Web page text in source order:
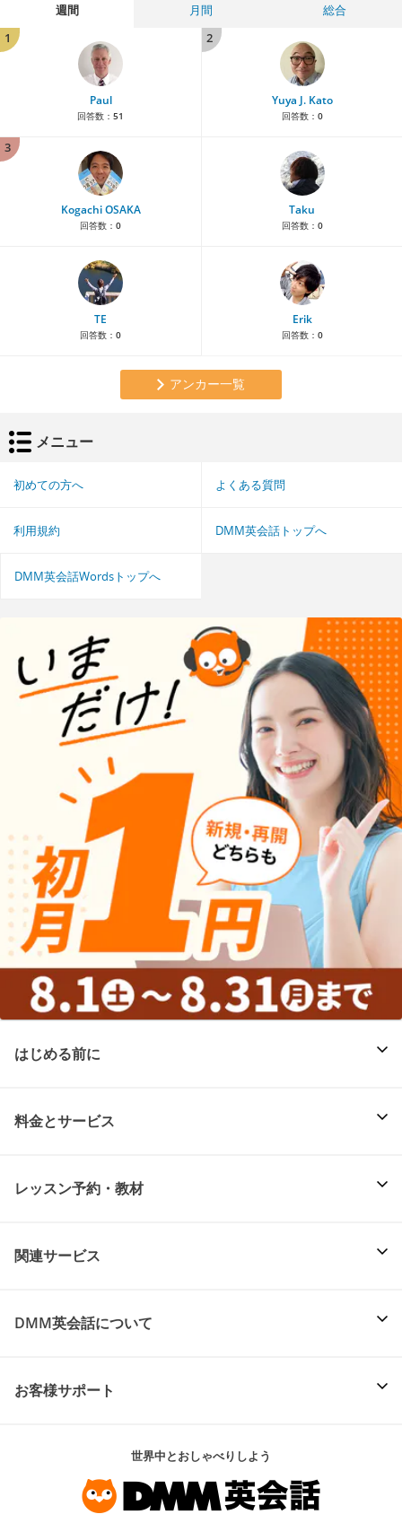
週間 月間
総合
1
Paul
回答数： 51
2
Yuya J. Kato
回答数： 0
3
Kogachi OSAKA
回答数： 0
Taku
回答数： 0
TE
回答数： 0
Erik
回答数： 0
アンカー一覧
メニュー
初めての方へ よくある質問
利用規約 DMM英会話トップへ
DMM英会話Wordsトップへ
はじめる前に
料金とサービス
レッスン予約・教材
関連サービス
DMM英会話について
お客様サポート
世界中とおしゃべりしよう